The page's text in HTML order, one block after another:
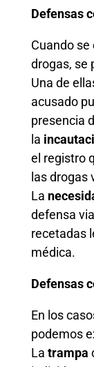
Defensas
Cuando
drogas, se
Una de
acusado
presencia
la
el registro
las drogas
La
defensa
recetadas
médica.
Defensas
En los
podemos
La trampa